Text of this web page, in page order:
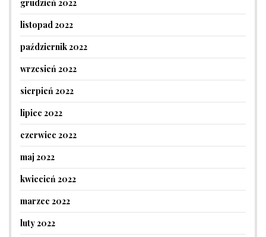
grudzień 2022
listopad 2022
październik 2022
wrzesień 2022
sierpień 2022
lipiec 2022
czerwiec 2022
maj 2022
kwiecień 2022
marzec 2022
luty 2022